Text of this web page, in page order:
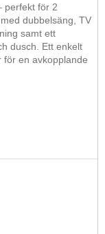
perfekt för 2
dubbelsäng, TV
samt ett
dusch. Ett enkelt
för en avkopplande